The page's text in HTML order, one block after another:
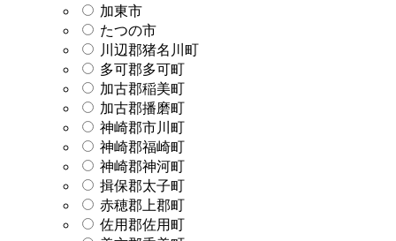
加東市
たつの市
川辺郡猪名川町
多可郡多可町
加古郡稲美町
加古郡播磨町
神崎郡市川町
神崎郡福崎町
神崎郡神河町
揖保郡太子町
赤穂郡上郡町
佐用郡佐用町